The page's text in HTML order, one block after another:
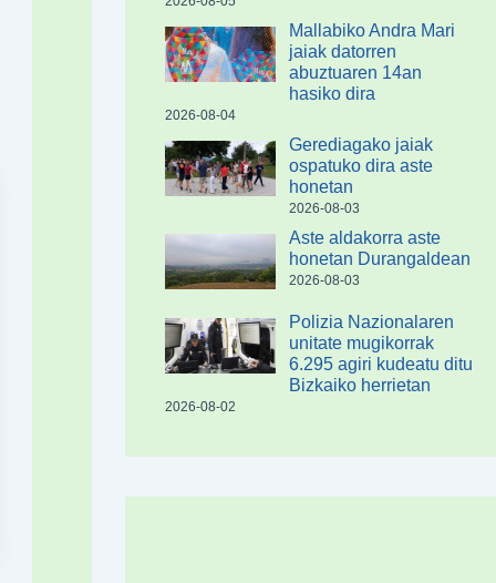
Mallabiko Andra Mari
jaiak datorren
abuztuaren 14an
hasiko dira
2026-08-04
Gerediagako jaiak
ospatuko dira aste
honetan
2026-08-03
Aste aldakorra aste
honetan Durangaldean
2026-08-03
Polizia Nazionalaren
unitate mugikorrak
6.295 agiri kudeatu ditu
Bizkaiko herrietan
2026-08-02